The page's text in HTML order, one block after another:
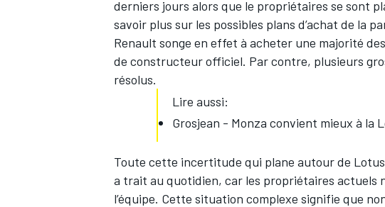
derniers jours alors que le propriétaires se sont
savoir plus sur les possibles plans d’achat de la
Renault songe en effet à acheter une majorité
de constructeur officiel. Par contre, plusieurs
résolus.
Lire aussi:
Grosjean - Monza convient mieux à la
Toute cette incertitude qui plane autour de
a trait au quotidien, car les propriétaires actuels
l’équipe. Cette situation complexe signifie que